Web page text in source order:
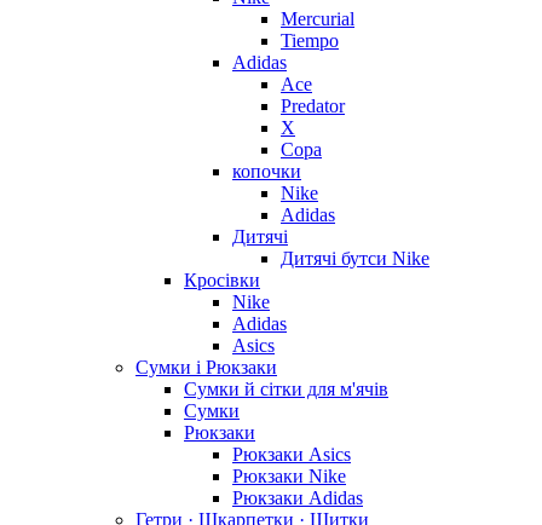
Mercurial
Tiempo
Adidas
Ace
Predator
X
Copa
копочки
Nike
Adidas
Дитячі
Дитячі бутси Nike
Кросівки
Nike
Adidas
Asics
Сумки і Рюкзаки
Сумки й сітки для м'ячів
Сумки
Рюкзаки
Рюкзаки Asics
Рюкзаки Nike
Рюкзаки Adidas
Гетри · Шкарпетки · Щитки